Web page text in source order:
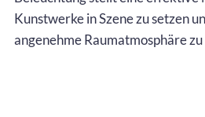
Kunstwerke in Szene zu setzen
angenehme Raumatmosphäre